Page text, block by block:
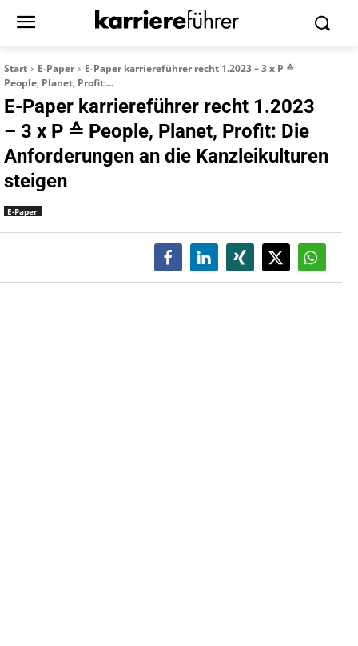
Start E-Paper
E-Paper karriereführer recht 1.2023 – 3 x P ≙
People, Planet, Profit:...
E-Paper karriereführer recht 1.2023
– 3 x P ≙ People, Planet, Profit: Die
Anforderungen an die Kanzleikulturen
steigen
E-Paper